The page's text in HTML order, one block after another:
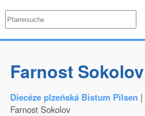
Farnost Sokolov
Diecéze plzeňská Bistum Pilsen |
Farnost Sokolov